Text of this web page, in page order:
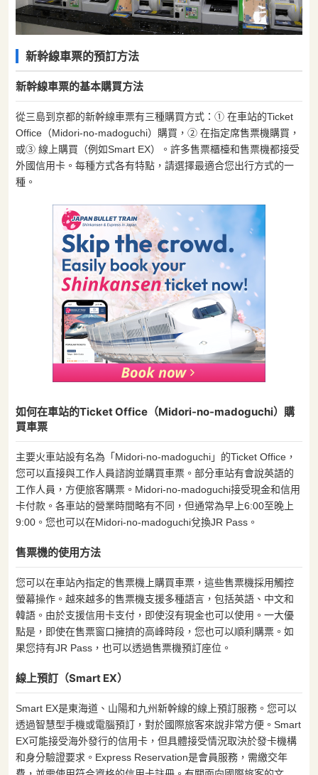
新幹線車票的預訂方法
新幹線車票的基本購買方法
從三島到京都的新幹線車票有三種購買方式：① 在車站的Ticket
Office（Midori-no-madoguchi）購買，② 在指定席售票機購買，
或③ 線上購買（例如Smart EX）。許多售票櫃檯和售票機都接受
外國信用卡。每種方式各有特點，請選擇最適合您出行方式的一
種。
如何在車站的Ticket Office（Midori-no-madoguchi）購
買車票
主要火車站設有名為「Midori-no-madoguchi」的Ticket Office，
您可以直接與工作人員諮詢並購買車票。部分車站有會說英語的
工作人員，方便旅客購票。Midori-no-madoguchi接受現金和信用
卡付款。各車站的營業時間略有不同，但通常為早上6:00至晚上
9:00。您也可以在Midori-no-madoguchi兌換JR Pass。
售票機的使用方法
您可以在車站內指定的售票機上購買車票，這些售票機採用觸控
螢幕操作。越來越多的售票機支援多種語言，包括英語、中文和
韓語。由於支援信用卡支付，即使沒有現金也可以使用。一大優
點是，即使在售票窗口擁擠的高峰時段，您也可以順利購票。如
果您持有JR Pass，也可以透過售票機預訂座位。
線上預訂（Smart EX）
Smart EX是東海道、山陽和九州新幹線的線上預訂服務。您可以
透過智慧型手機或電腦預訂，對於國際旅客來說非常方便。Smart
EX可能接受海外發行的信用卡，但具體接受情況取決於發卡機構
和身分驗證要求。Express Reservation是會員服務，需繳交年